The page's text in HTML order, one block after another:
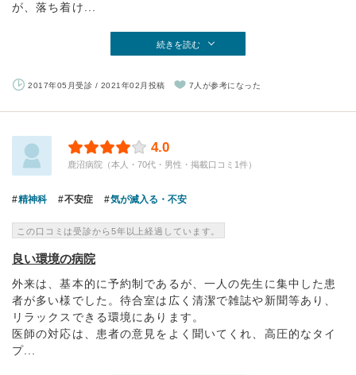
が、落ち着け...
続きを読む
2017年05月受診 / 2021年02月投稿 7人が参考になった
4.0
鹿沼病院（本人・70代・男性・掲載口コミ1件）
精神科 不安症 気が滅入る・不安
この口コミは受診から5年以上経過しています。
良い環境の病院
外来は、基本的に予約制であるが、一人の先生に集中した患
者が多い様でした。待合室は広く清潔で雑誌や新聞等あり、
リラックスできる環境にあります。
医師の対応は、患者の意見をよく聞いてくれ、高圧的なタイ
プ...